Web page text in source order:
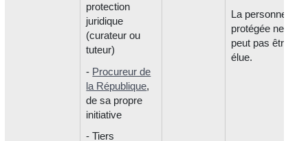
protection
juridique
(curateur ou
tuteur)
- Procureur de
la République,
de sa propre
initiative
- Tiers
La personne
protégée ne
peut pas être
élue.